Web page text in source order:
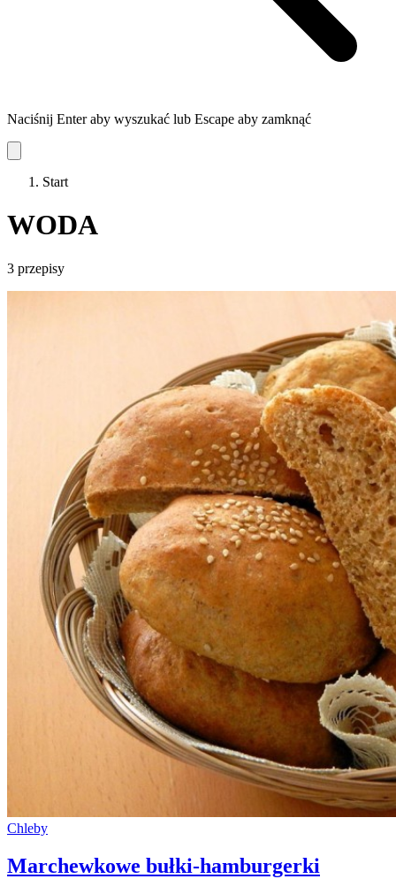
Naciśnij Enter aby wyszukać lub Escape aby zamknąć
Start
WODA
3 przepisy
Chleby
Marchewkowe bułki-hamburgerki